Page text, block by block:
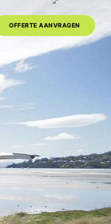
OFFERTE AANVRAGEN